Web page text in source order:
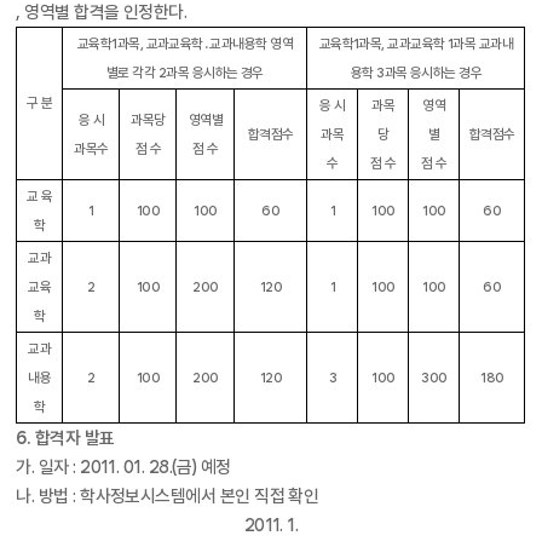
, 영역별 합격을 인정한다.
구 분
교육학1과목, 교과교육학․교과내용학 영역
별로 각각 2과목 응시하는 경우
교육학1과목, 교과교육학 1과목 교과내
용학 3과목 응시하는 경우
응 시
과목수
과목당
점 수
영역별
점 수
합격점수
응 시
과목
수
과목
당
점 수
영역
별
점 수
합격점수
교 육
학
1 100 100 60 1 100 100 60
교과
교육
학
2 100 200 120 1 100 100 60
교과
내용
학
2 100 200 120 3 100 300 180
6. 합격자 발표
가. 일자 : 2011. 01. 28.(금) 예정
나. 방법 : 학사정보시스템에서 본인 직접 확인
2011. 1.